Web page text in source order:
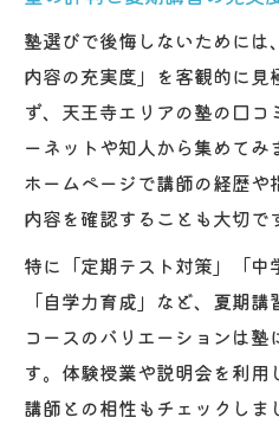
塾選びで後悔しないために
内容の充実度」を客観的に
ず、天王寺エリアの塾の口コ
ーネットや知人から集めて
ホームページで講師の経歴
内容を確認することも大切で
特に「定期テスト対策」「中
「自学力育成」など、夏期
コースのバリエーションは
す。体験授業や説明会を利
講師との相性もチェックし